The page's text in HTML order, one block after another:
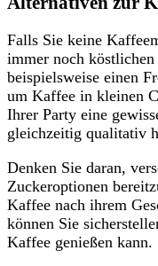
Falls Sie keine
immer noch
beispielsweise einen
um Kaffee in kleinen
Ihrer Party eine
gleichzeitig qualitativ
Denken Sie daran,
Zuckeroptionen
Kaffee nach ihrem
können Sie
Kaffee genießen kann.